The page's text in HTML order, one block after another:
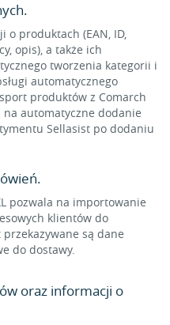
o produktach (EAN, ID,
opis), a także ich
tworzenia kategorii i
automatycznego
produktów z Comarch
na automatyczne dodanie
Sellasist po dodaniu
pozwala na importowanie
klientów do
przekazywane są dane
do dostawy.
oraz informacji o